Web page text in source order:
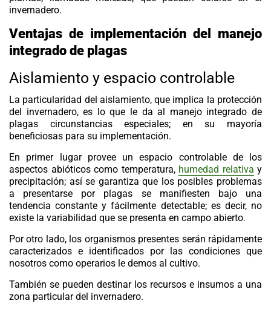
invernadero.
Ventajas de implementación del manejo
integrado de plagas
Aislamiento y espacio controlable
La particularidad del aislamiento, que implica la protección
del invernadero, es lo que le da al manejo integrado de
plagas circunstancias especiales; en su mayoría
beneficiosas para su implementación.
En primer lugar provee un espacio controlable de los
aspectos abióticos como temperatura, humedad relativa y
precipitación; así se garantiza que los posibles problemas
a presentarse por plagas se manifiesten bajo una
tendencia constante y fácilmente detectable; es decir, no
existe la variabilidad que se presenta en campo abierto.
Por otro lado, los organismos presentes serán rápidamente
caracterizados e identificados por las condiciones que
nosotros como operarios le demos al cultivo.
También se pueden destinar los recursos e insumos a una
zona particular del invernadero.